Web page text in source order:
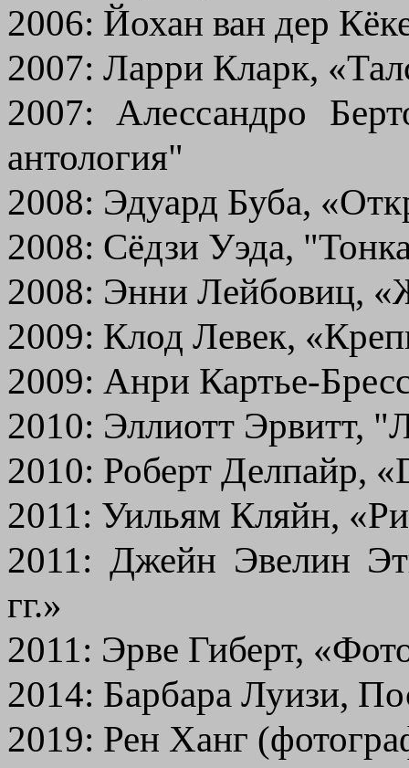
2006: Йохан ван дер
2007: Ларри Кларк,
2007: Алессандро
антология"
2008: Эдуард Буба,
2008: Сёдзи Уэда,
2008: Энни Лейбовиц,
2009: Клод Левек,
2009: Анри Картье-
2010: Эллиотт Эрвитт,
2010: Роберт Делпайр,
2011: Уильям Кляйн,
2011: Джейн Эвелин
гг.»
2011: Эрве Гиберт,
2014: Барбара Луизи,
2019: Рен Ханг